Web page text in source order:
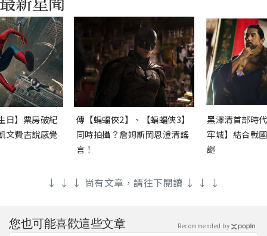
日】票房破紀
文費吉說感覺
傳【蝙蝠俠2】、【蝙蝠俠3】
同時拍攝？詹姆斯岡恩澄清謠
言！
黑澤清首部時
牢城】結合戰
謎
↓ ↓ ↓ 尚有文章，請往下閱讀 ↓ ↓ ↓
您也可能喜歡這些文章 Recommended by